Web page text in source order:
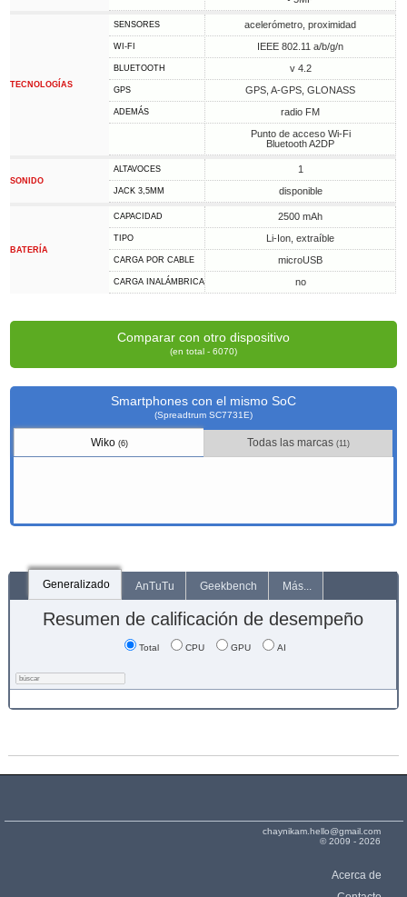
TECNOLOGÍAS
SENSORES acelerómetro, proximidad
WI-FI IEEE 802.11 a/b/g/n
BLUETOOTH v 4.2
GPS GPS, A-GPS, GLONASS
ADEMÁS
radio FM
Punto de acceso Wi-Fi
Bluetooth A2DP
SONIDO
ALTAVOCES 1
JACK 3,5MM disponible
BATERÍA
CAPACIDAD 2500 mAh
TIPO Li-Ion, extraíble
CARGA POR CABLE microUSB
CARGA INALÁMBRICA no
Comparar con otro dispositivo
(en total - 6070)
Smartphones con el mismo SoC
(Spreadtrum SC7731E)
Wiko (6) Todas las marcas(11)
Generalizado AnTuTu Geekbench Más...
Resumen de calificación de desempeño
Total CPU GPU AI
chaynikam.hello@gmail.com
© 2009 - 2026
Acerca de